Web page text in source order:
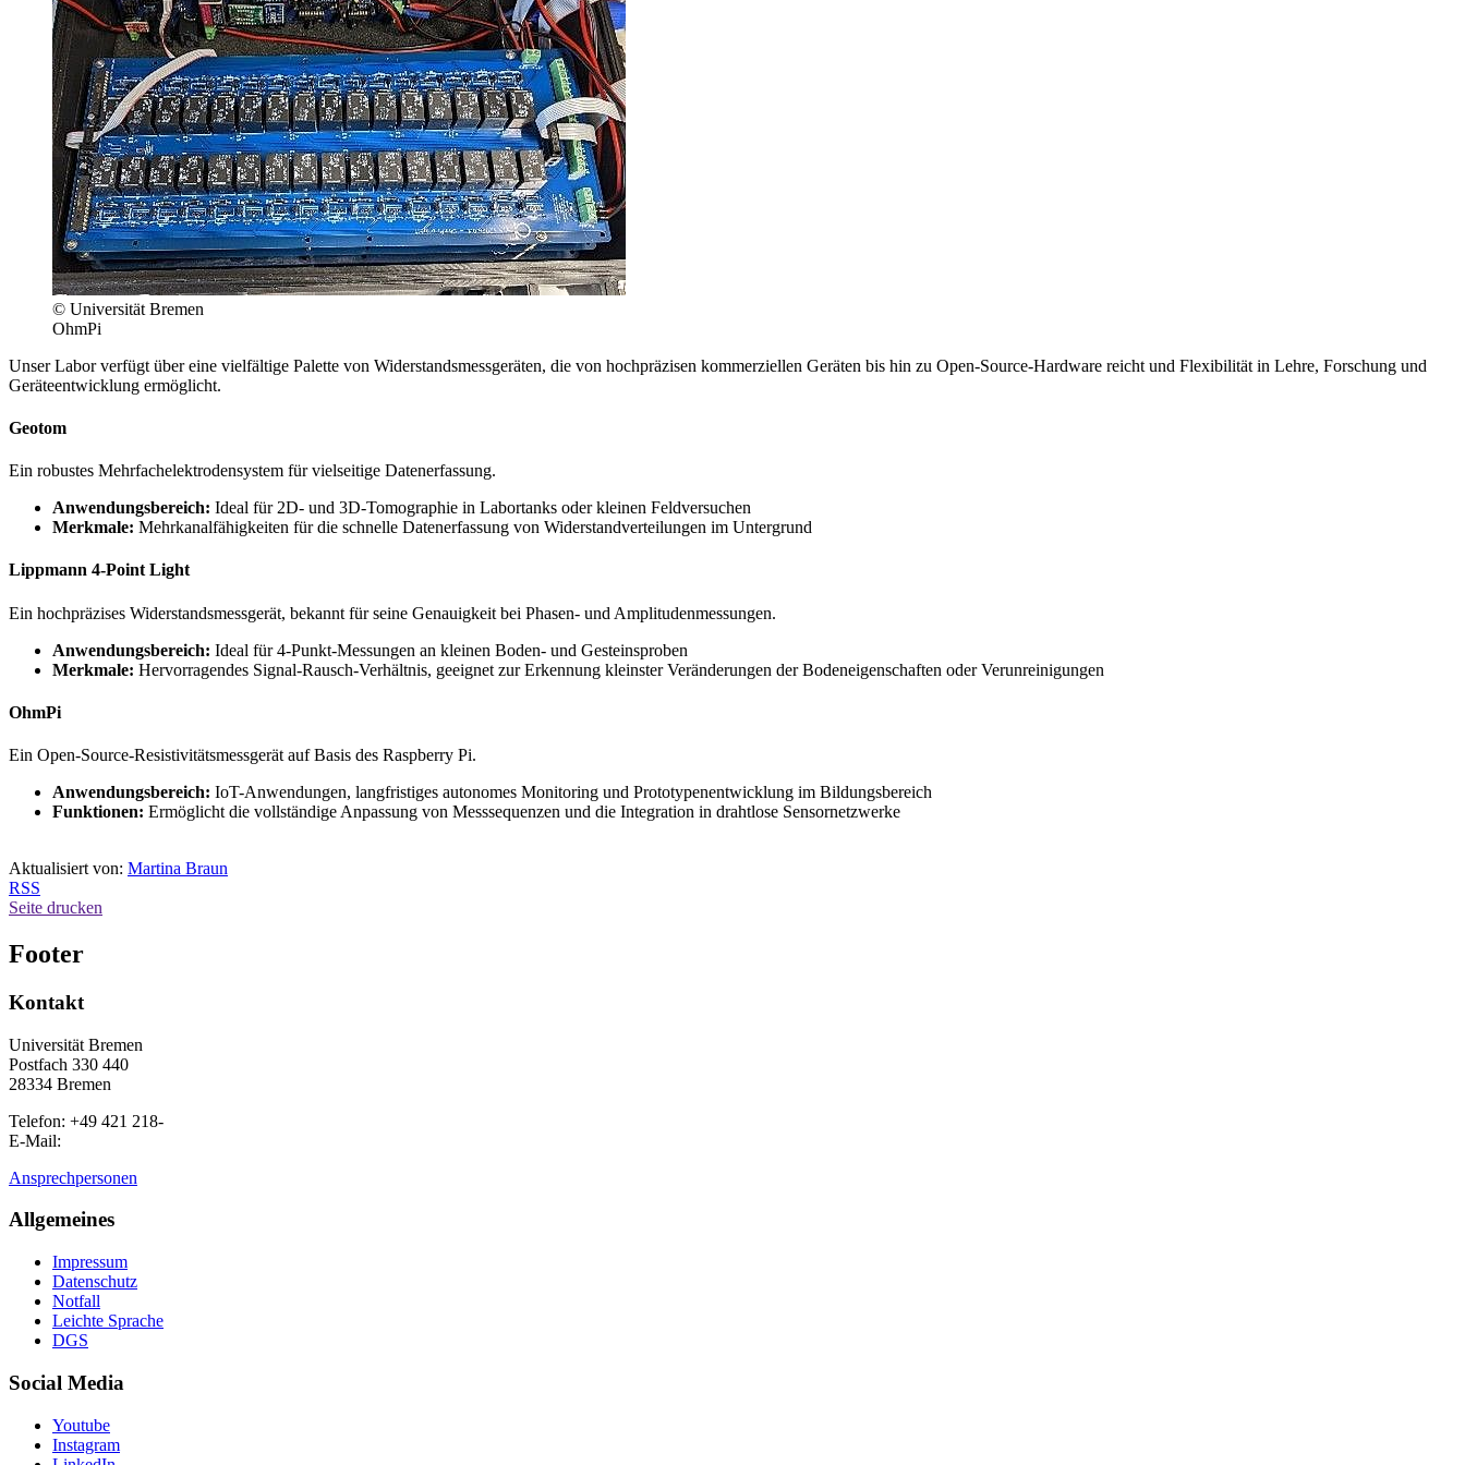
© Universität Bremen
OhmPi
Unser Labor verfügt über eine vielfältige Palette von Widerstandsmessgeräten, die von hochpräzisen kommerziellen Geräten bis hin zu Open-Source-Hardware reicht und Flexibilität in Lehre, Forschung und
Geräteentwicklung ermöglicht.
Geotom
Ein robustes Mehrfachelektrodensystem für vielseitige Datenerfassung.
Anwendungsbereich: Ideal für 2D- und 3D-Tomographie in Labortanks oder kleinen Feldversuchen
Merkmale: Mehrkanalfähigkeiten für die schnelle Datenerfassung von Widerstandverteilungen im Untergrund
Lippmann 4-Point Light
Ein hochpräzises Widerstandsmessgerät, bekannt für seine Genauigkeit bei Phasen- und Amplitudenmessungen.
Anwendungsbereich: Ideal für 4-Punkt-Messungen an kleinen Boden- und Gesteinsproben
Merkmale: Hervorragendes Signal-Rausch-Verhältnis, geeignet zur Erkennung kleinster Veränderungen der Bodeneigenschaften oder Verunreinigungen
OhmPi
Ein Open-Source-Resistivitätsmessgerät auf Basis des Raspberry Pi.
Anwendungsbereich: IoT-Anwendungen, langfristiges autonomes Monitoring und Prototypenentwicklung im Bildungsbereich
Funktionen: Ermöglicht die vollständige Anpassung von Messsequenzen und die Integration in drahtlose Sensornetzwerke
Aktualisiert von: Martina Braun
RSS
Seite drucken
Footer
Kontakt
Universität Bremen
Postfach 330 440
28334 Bremen
Telefon: +49 421 218-
E-Mail:
Ansprechpersonen
Allgemeines
Impressum
Datenschutz
Notfall
Leichte Sprache
DGS
Social Media
Youtube
Instagram